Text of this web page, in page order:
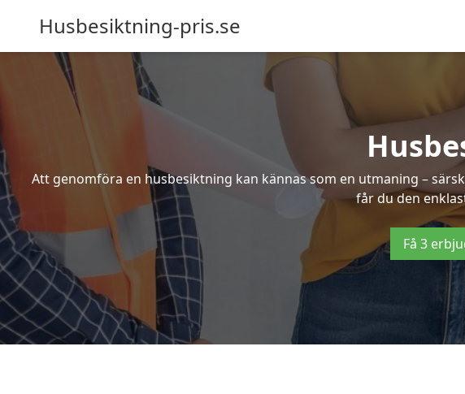
Husbesiktning-pris.se
Att genomföra en husbesiktning kan kännas som en utmaning –
får du den
Få 3